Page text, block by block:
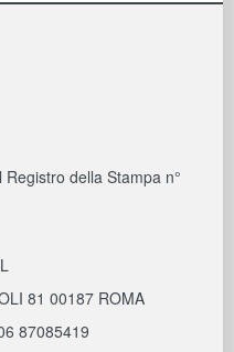
della Stampa n°
81 00187 ROMA
87085419